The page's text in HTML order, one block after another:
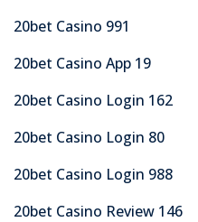
20bet Casino 991
20bet Casino App 19
20bet Casino Login 162
20bet Casino Login 80
20bet Casino Login 988
20bet Casino Review 146